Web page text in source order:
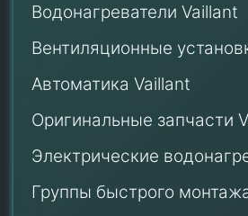
Водонагреватели Vaillant
Вентиляционные
Автоматика Vaillant
Оригинальные запчасти
Электрические
Группы быстрого